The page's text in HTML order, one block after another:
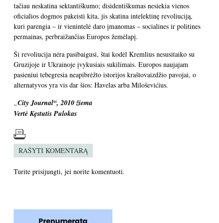
tačiau neskatina sektantiškumo; disidentiškumas nesiekia vienos
oficialios dogmos pakeisti kita, jis skatina intelektinę revoliuciją,
kuri parengia – ir vienintelė daro įmanomas – socialines ir politines
permainas, perbraižančias Europos žemėlapį.
Ši revoliucija nėra pasibaigusi, štai kodėl Kremlius nesusitaiko su
Gruzijoje ir Ukrainoje įvykusiais sukilimais. Europos naujajam
pasieniui tebegresia neapibrėžto istorijos kraštovaizdžio pavojai, o
alternatyvos yra vis dar šios: Havelas arba Miloševićius.
„City Journal“, 2010 žiema
Vertė Kęstutis Pulokas
RAŠYTI KOMENTARĄ
Turite prisijungti, jei norite komentuoti.